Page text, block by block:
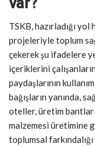
TSKB, hazırladığı
projeleriyle toplum
çekerek şu ifadelere
içeriklerini
paydaşlarının
bağışların yanında,
oteller, üretim
malzemesi üretimine
toplumsal